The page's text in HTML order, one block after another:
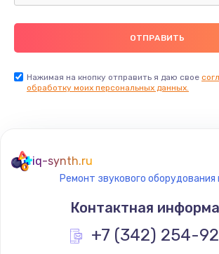
Нажимая на кнопку отправить я даю свое
обработку моих персональных данных.
iq-synth.ru
Ремонт звукового оборудования
Контактная
+7 (342) 254-